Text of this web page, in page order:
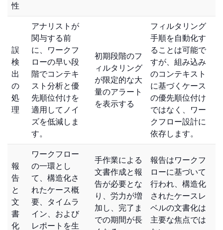
性
誤
検
出
の
処
理
アナリストが
関与する前
に、ワークフ
ローの早い段
階でコンテキ
スト分析と優
先順位付けを
適用してノイ
ズを低減しま
す。
初期段階のフ
ィルタリング
が限定的な大
量のアラート
を表示する
フィルタリング
手順を自動化す
ることは可能で
すが、組み込み
のコンテキスト
に基づくケース
の優先順位付け
ではなく、ワー
クフロー設計に
依存します。
報
告
と
文
書
化
ワークフロー
の一環とし
て、構造化さ
れたケース概
要、タイムラ
イン、および
レポートを生
手作業による
文書作成と報
告が必要とな
り、労力が増
加し、完了ま
での期間が長
報告はワークフ
ローに基づいて
行われ、構造化
されたケースレ
ベルの文書化は
主要な焦点では